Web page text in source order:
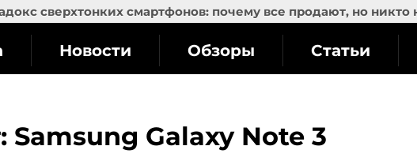
сверхтонких смартфонов: почему все продают, но никто
Новости Обзоры Статьи
Galaxy Note 3